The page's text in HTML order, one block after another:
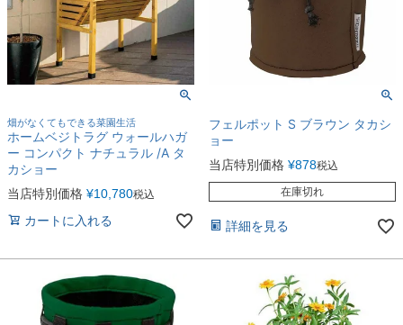
畑がなくてもできる菜園生活
ホームベジトラグ ウォールハガ
ー コンパクト ナチュラル /A タ
カショー
当店特別価格 ¥10,780税込
カートに入れる
フェルポット S ブラウン タカシ
ョー
当店特別価格 ¥878税込
在庫切れ
詳細を見る